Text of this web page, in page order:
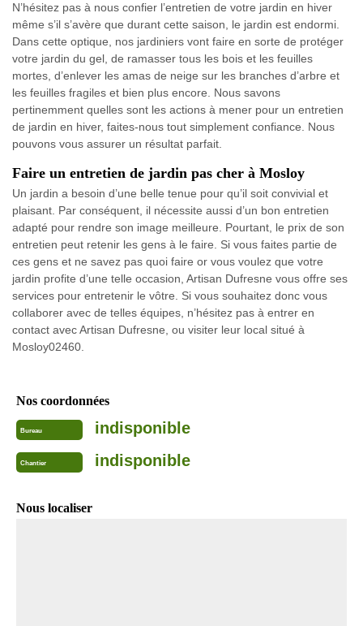
N’hésitez pas à nous confier l’entretien de votre jardin en hiver
même s’il s’avère que durant cette saison, le jardin est endormi.
Dans cette optique, nos jardiniers vont faire en sorte de protéger
votre jardin du gel, de ramasser tous les bois et les feuilles
mortes, d’enlever les amas de neige sur les branches d’arbre et
les feuilles fragiles et bien plus encore. Nous savons
pertinemment quelles sont les actions à mener pour un entretien
de jardin en hiver, faites-nous tout simplement confiance. Nous
pouvons vous assurer un résultat parfait.
Faire un entretien de jardin pas cher à Mosloy
Un jardin a besoin d’une belle tenue pour qu’il soit convivial et
plaisant. Par conséquent, il nécessite aussi d’un bon entretien
adapté pour rendre son image meilleure. Pourtant, le prix de son
entretien peut retenir les gens à le faire. Si vous faites partie de
ces gens et ne savez pas quoi faire or vous voulez que votre
jardin profite d’une telle occasion, Artisan Dufresne vous offre ses
services pour entretenir le vôtre. Si vous souhaitez donc vous
collaborer avec de telles équipes, n’hésitez pas à entrer en
contact avec Artisan Dufresne, ou visiter leur local situé à
Mosloy02460.
Nos coordonnées
Bureau indisponible
Chantier indisponible
Nous localiser